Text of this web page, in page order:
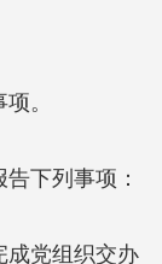
。
下列事项：
成党组织交办